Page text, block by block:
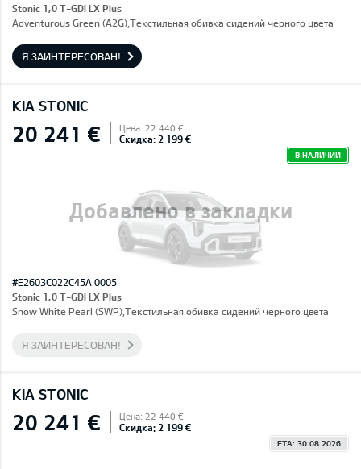
Stonic 1,0 T-GDI LX Plus
Adventurous Green (A2G),Текстильная обивка сидений черного цвета
Я ЗАИНТЕРЕСОВАН!
KIA STONIC
Добавлено в закладки
20 241 € Цена: 22 440 €
Скидка: 2 199 €
В НАЛИЧИИ
#E2603C022C45A 0005
Stonic 1,0 T-GDI LX Plus
Snow White Pearl (SWP),Текстильная обивка сидений черного цвета
Я ЗАИНТЕРЕСОВАН!
KIA STONIC
20 241 € Цена: 22 440 €
Скидка: 2 199 €
ETA: 30.08.2026